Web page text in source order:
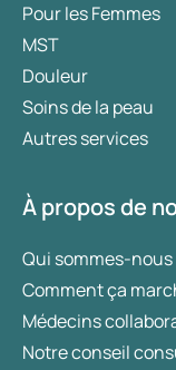
Pour les Femmes
MST
Douleur
Soins de la peau
Autres services
À propos de
Qui sommes-nous
Comment ça
Médecins
Notre conseil